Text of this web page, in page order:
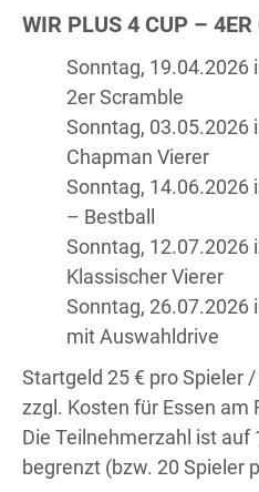
WIR PLUS 4 CUP – 4ER
Sonntag, 19.04.2026
2er Scramble
Sonntag, 03.05.2026
Chapman Vierer
Sonntag, 14.06.2026
– Bestball
Sonntag, 12.07.2026
Klassischer Vierer
Sonntag, 26.07.2026
mit Auswahldrive
Startgeld 25 € pro Spieler
zzgl. Kosten für Essen am
Die Teilnehmerzahl ist auf
begrenzt (bzw. 20 Spieler